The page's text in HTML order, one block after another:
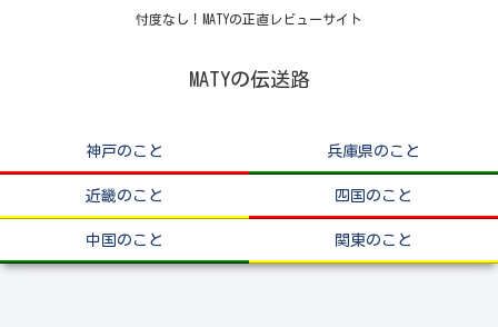
忖度なし！MATYの正直レビューサイト
MATYの伝送路
神戸のこと 兵庫県のこと
近畿のこと 四国のこと
中国のこと 関東のこと